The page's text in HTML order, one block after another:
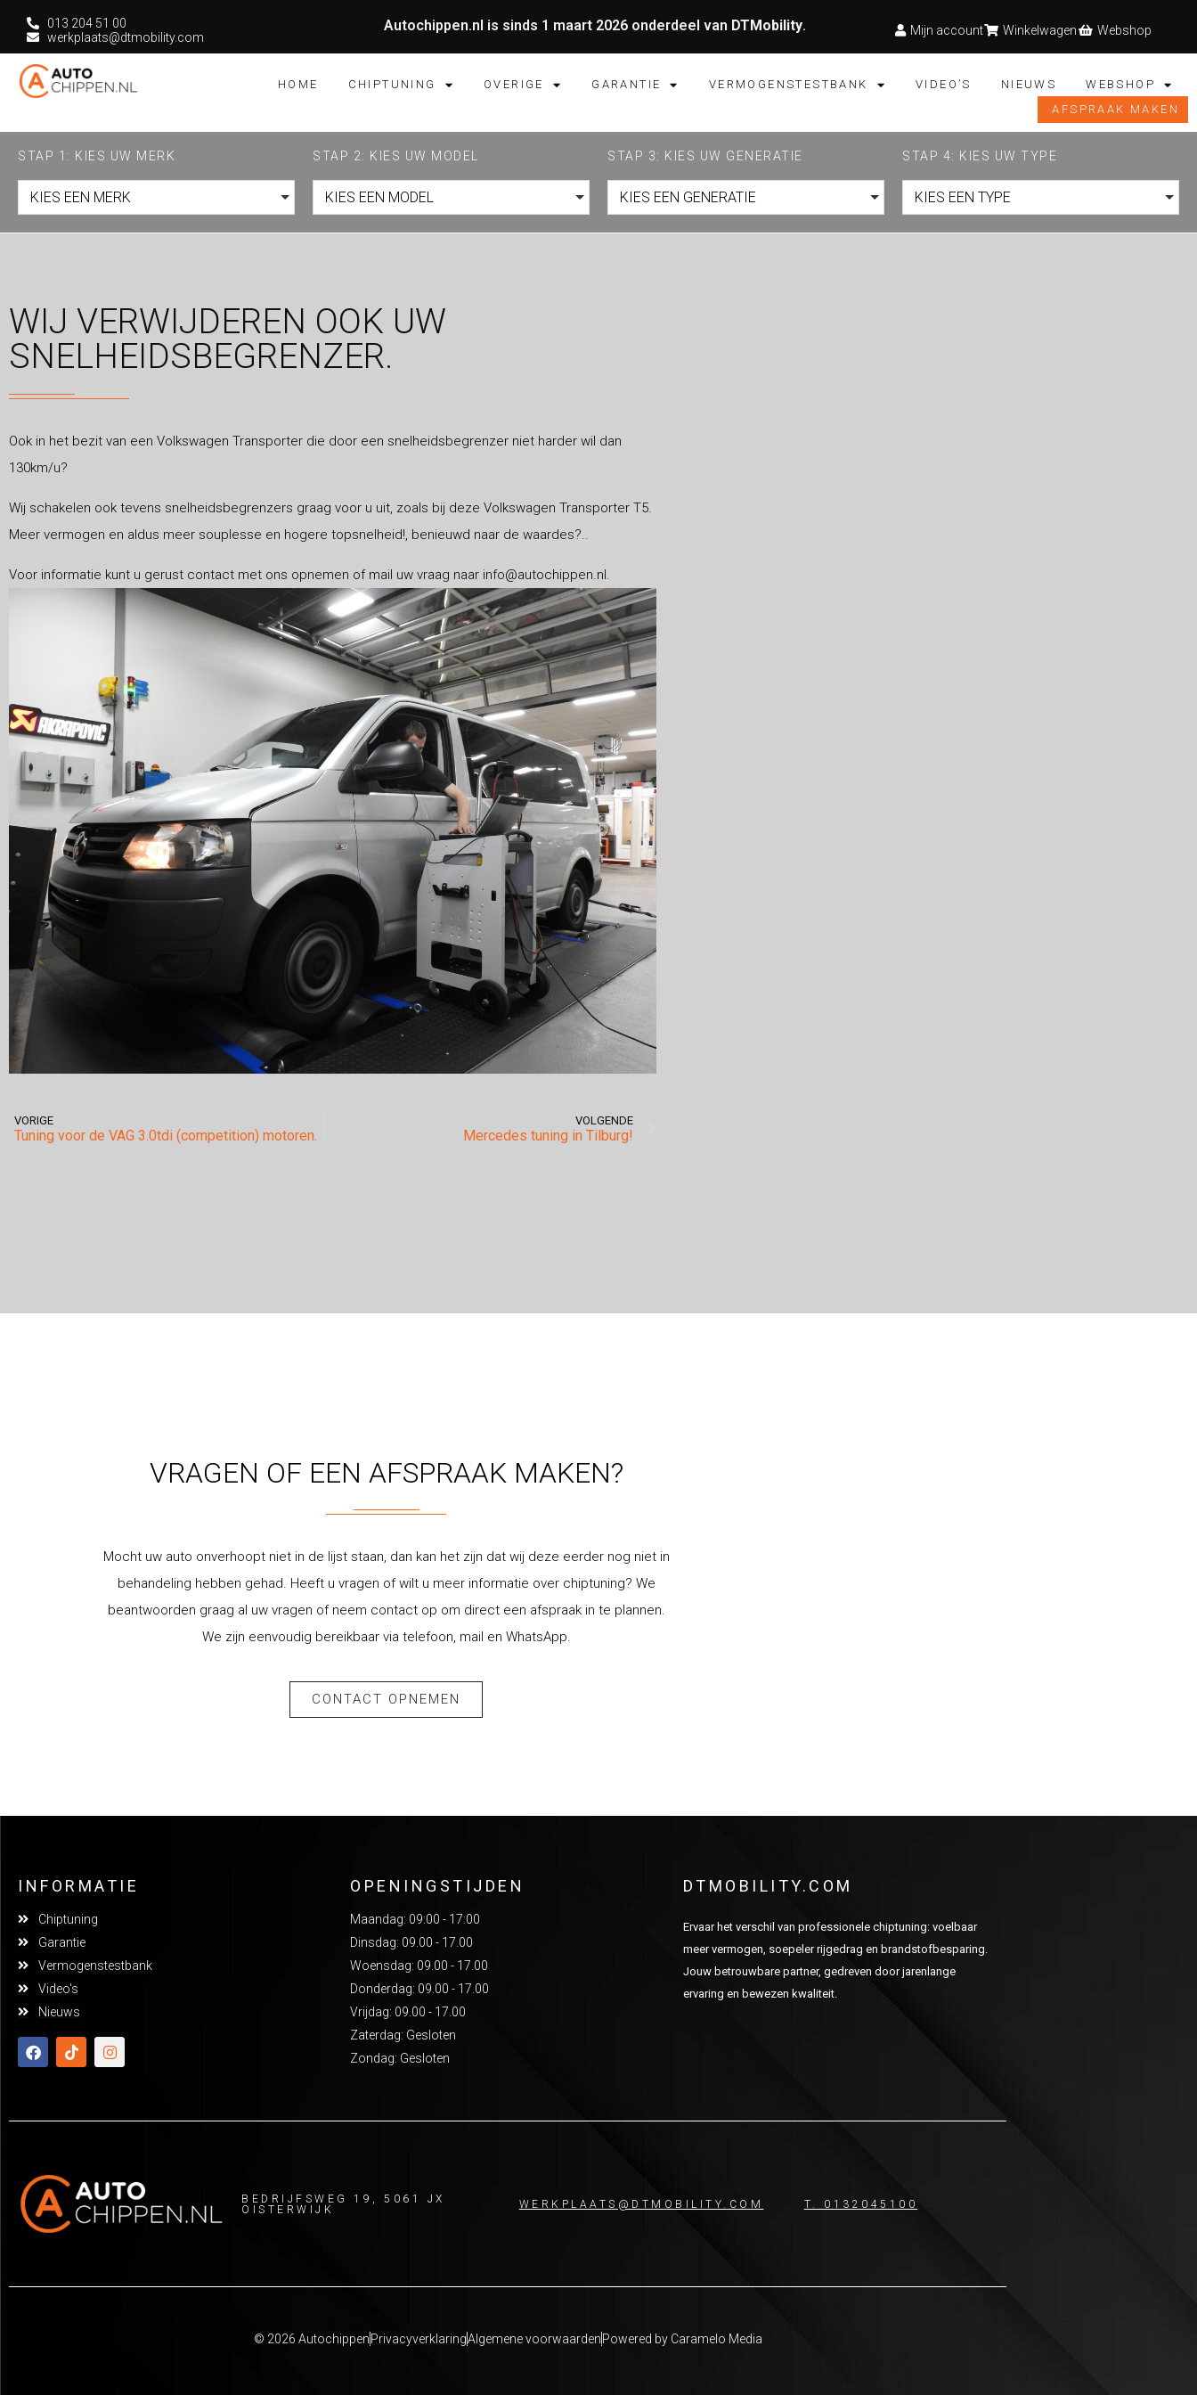
013 204 51 00
werkplaats@dtmobility.com
Autochippen.nl is sinds 1 maart 2026 onderdeel van DTMobility. Mijn account Winkelwagen Webshop
HOME CHIPTUNING OVERIGE GARANTIE VERMOGENSTESTBANK VIDEO’S NIEUWS
WEBSHOP
AFSPRAAK MAKEN
STAP 1: KIES UW MERK
KIES EEN MERK
STAP 2: KIES UW MODEL
KIES EEN MODEL
STAP 3: KIES UW GENERATIE
KIES EEN GENERATIE
STAP 4: KIES UW TYPE
KIES EEN TYPE
WIJ VERWIJDEREN OOK UW
SNELHEIDSBEGRENZER.
Ook in het bezit van een Volkswagen Transporter die door een snelheidsbegrenzer niet harder wil dan
130km/u?
Wij schakelen ook tevens snelheidsbegrenzers graag voor u uit, zoals bij deze Volkswagen Transporter T5.
Meer vermogen en aldus meer souplesse en hogere topsnelheid!, benieuwd naar de waardes?..
Voor informatie kunt u gerust contact met ons opnemen of mail uw vraag naar info@autochippen.nl.
VORIGE
Tuning voor de VAG 3.0tdi (competition) motoren.
VOLGENDE
Mercedes tuning in Tilburg!
VRAGEN OF EEN AFSPRAAK MAKEN?
Mocht uw auto onverhoopt niet in de lijst staan, dan kan het zijn dat wij deze eerder nog niet in
behandeling hebben gehad. Heeft u vragen of wilt u meer informatie over chiptuning? We
beantwoorden graag al uw vragen of neem contact op om direct een afspraak in te plannen.
We zijn eenvoudig bereikbaar via telefoon, mail en WhatsApp.
CONTACT OPNEMEN
INFORMATIE
Chiptuning
Garantie
Vermogenstestbank
Video's
Nieuws
OPENINGSTIJDEN
Maandag: 09:00 - 17:00
Dinsdag: 09.00 - 17.00
Woensdag: 09.00 - 17.00
Donderdag: 09.00 - 17.00
Vrijdag: 09.00 - 17.00
Zaterdag: Gesloten
Zondag: Gesloten
DTMOBILITY.COM
Ervaar het verschil van professionele chiptuning: voelbaar
meer vermogen, soepeler rijgedrag en brandstofbesparing.
Jouw betrouwbare partner, gedreven door jarenlange
ervaring en bewezen kwaliteit.
BEDRIJFSWEG 19, 5061 JX
OISTERWIJK
WERKPLAATS@DTMOBILITY.COM T. 0132045100
© 2026 AutochippenPrivacyverklaringAlgemene voorwaardenPowered by Caramelo Media